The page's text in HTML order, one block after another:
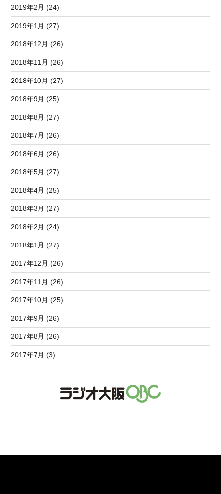
2019年2月 (24)
2019年1月 (27)
2018年12月 (26)
2018年11月 (26)
2018年10月 (27)
2018年9月 (25)
2018年8月 (27)
2018年7月 (26)
2018年6月 (26)
2018年5月 (27)
2018年4月 (25)
2018年3月 (27)
2018年2月 (24)
2018年1月 (27)
2017年12月 (26)
2017年11月 (26)
2017年10月 (25)
2017年9月 (26)
2017年8月 (26)
2017年7月 (3)